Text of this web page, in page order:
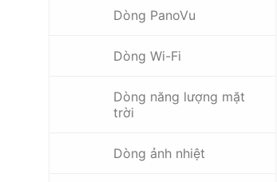
Dòng PanoVu
Dòng Wi-Fi
Dòng năng lượng mặt
trời
Dòng ảnh nhiệt